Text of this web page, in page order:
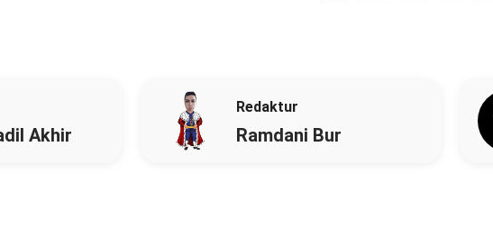
Akhir
Redaktur
Ramdani Bur